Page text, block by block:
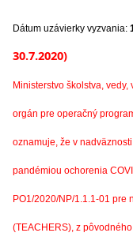
Dátum uzávierky vyzvania:
30.7.2020)
Ministerstvo školstva,
orgán pre operačný
oznamuje, že v
pandémiou ochorenia
PO1/2020/NP/1.1.1-01 pre
(TEACHERS), z